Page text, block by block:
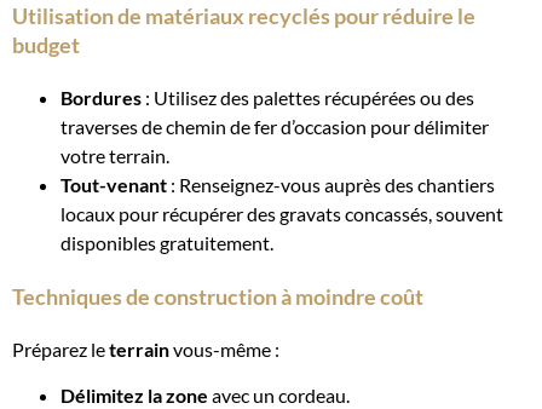
Utilisation de matériaux recyclés pour réduire le
budget
Bordures : Utilisez des palettes récupérées ou des
traverses de chemin de fer d’occasion pour délimiter
votre terrain.
Tout-venant : Renseignez-vous auprès des chantiers
locaux pour récupérer des gravats concassés, souvent
disponibles gratuitement.
Techniques de construction à moindre coût
Préparez leterrainvous-même :
Délimitez la zone avec un cordeau.